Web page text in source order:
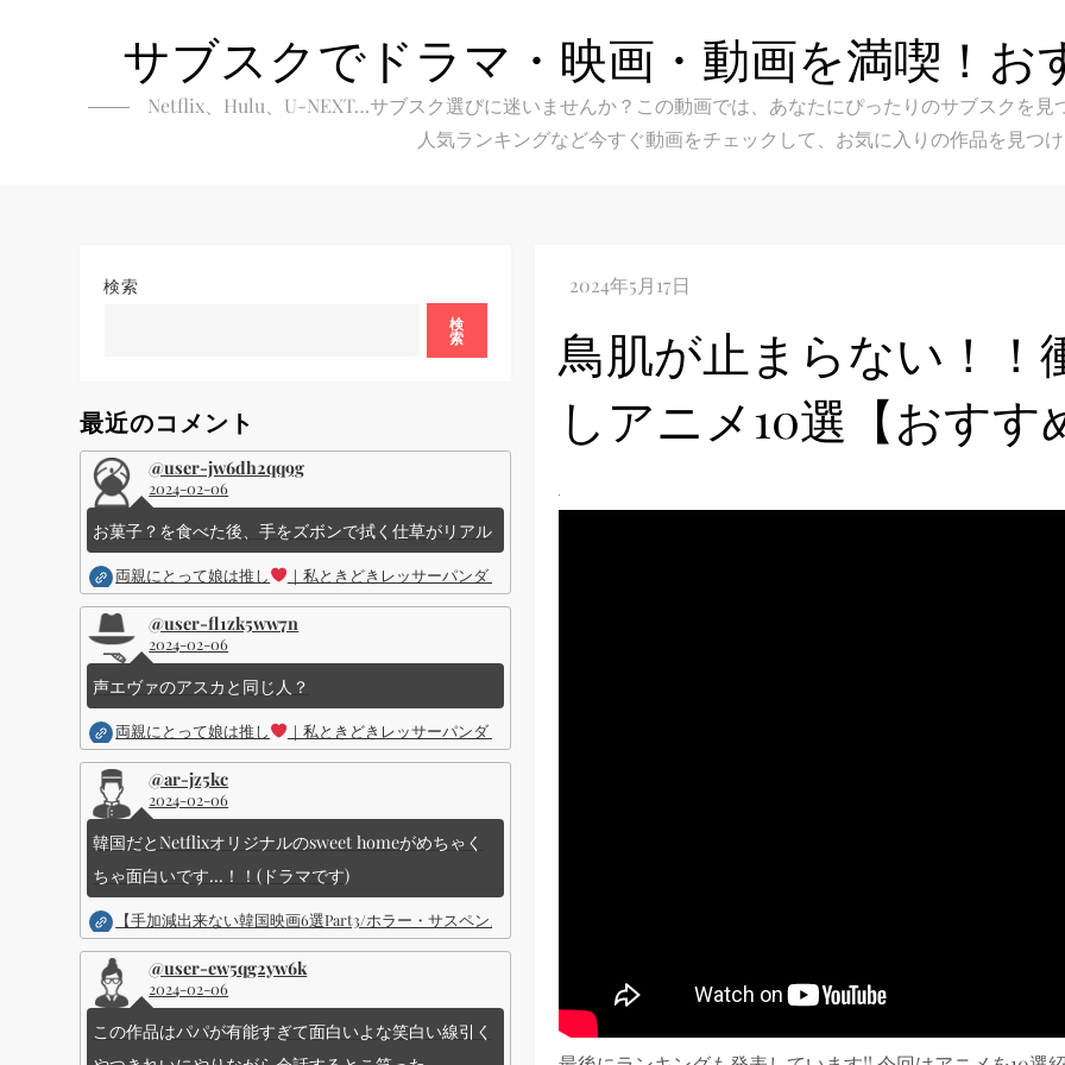
サブスクでドラマ・映画・動画を満喫！お
Netflix、Hulu、U-NEXT…サブスク選びに迷いませんか？この動画では、あなたにぴったりのサブスクを見
人気ランキングなど今すぐ動画をチェックして、お気に入りの作品を見つけ
鳥肌が止まらない！！
しアニメ10選【おすす
検索
検
索
最近のコメント
@user-jw6dh2qq9g
2024-02-06
お菓子？を食べた後、手をズボンで拭く仕草がリアル
両親にとって娘は推し ｜私ときどきレッサーパンダ ｜Disney (ディズニープラス）
@user-fl1zk5ww7n
2024-02-06
声エヴァのアスカと同じ人？
両親にとって娘は推し ｜私ときどきレッサーパンダ ｜Disney (ディズニープラス）
@ar-jz5kc
2024-02-06
韓国だとNetflixオリジナルのsweet homeがめちゃく
ちゃ面白いです...！！(ドラマです)
【手加減出来ない韓国映画6選Part3/ホラー・サスペンス・ノワール】韓国至上の《最凶の悪》が登場する韓国映画。
@user-ew5qg2yw6k
2024-02-06
この作品はパパが有能すぎて面白いよな笑白い線引く